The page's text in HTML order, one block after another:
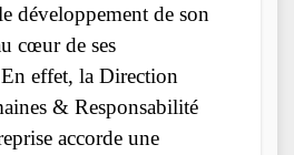
développement de son
cœur de ses
effet, la Direction
& Responsabilité
accorde une